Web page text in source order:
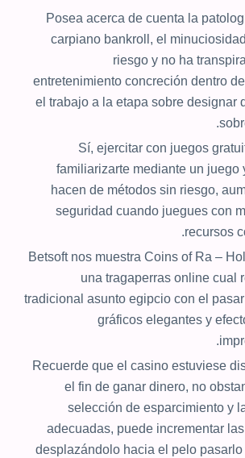
Posea acerca de cuenta la
carpiano bankroll, el
riesgo y no ha
entretenimiento concreción dentro
el trabajo a la etapa sobre designar
Sí, ejercitar con juegos
familiarizarte mediante un juego
hacen de métodos sin riesgo,
seguridad cuando juegues con
recursos
Betsoft nos muestra Coins of Ra –
una tragaperras online cual
tradicional asunto egipcio con el
gráficos elegantes y
Recuerde que el casino estuviese
el fin de ganar dinero, no
selección de esparcimiento y
adecuadas, puede incrementar
desplazándolo hacia el pelo pasarlo